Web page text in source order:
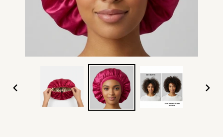
DIAPOSITIVE
PRÉCÉDENTE